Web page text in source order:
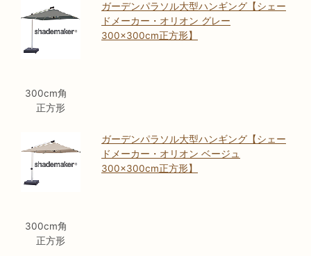
300cm角
正方形
ガーデンパラソル大型ハンギング【シェー
ドメーカー・オリオン グレー
300×300cm正方形】
300cm角
正方形
ガーデンパラソル大型ハンギング【シェー
ドメーカー・オリオン ベージュ
300×300cm正方形】